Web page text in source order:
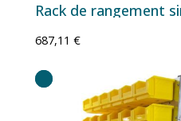
687,11 €